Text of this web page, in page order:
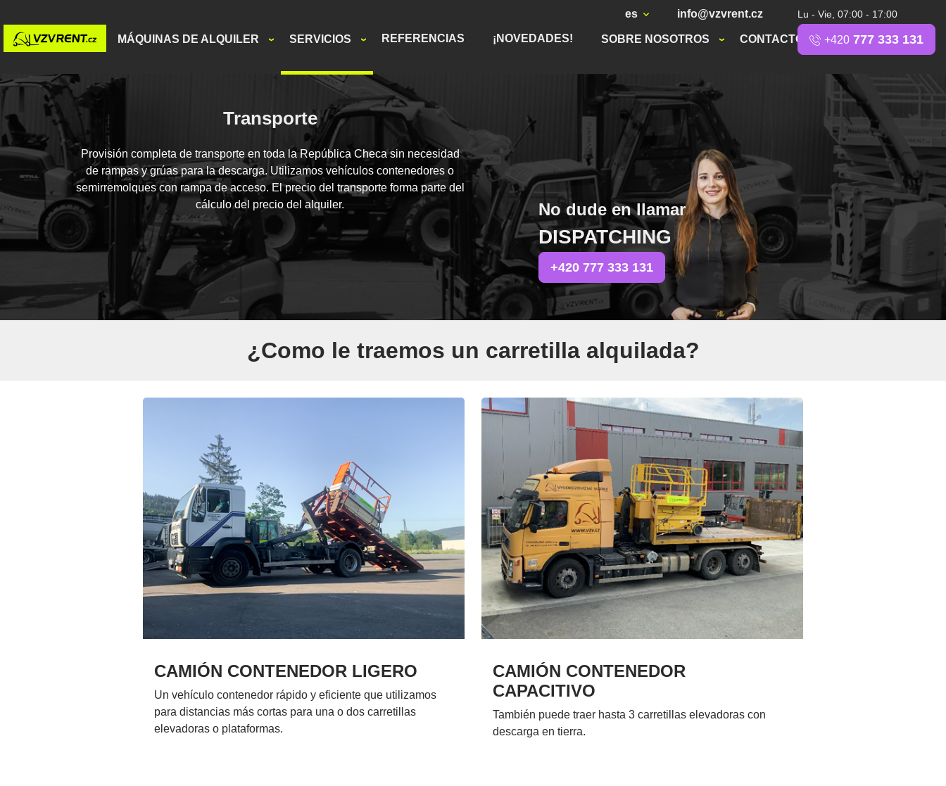
MÁQUINAS DE ALQUILER SERVICIOS REFERENCIAS ¡NOVEDADES! SOBRE NOSOTROS CONTACTO
es info@vzvrent.cz Lu - Vie, 07:00 - 17:00
+420 777 333 131
Transporte
Provisión completa de transporte en toda la República Checa sin necesidad
de rampas y grúas para la descarga. Utilizamos vehículos contenedores o
semirremolques con rampa de acceso. El precio del transporte forma parte del
cálculo del precio del alquiler.
No dude en llamar
DISPATCHING
+420 777 333 131
¿Como le traemos un carretilla alquilada?
CAMIÓN CONTENEDOR LIGERO
Un vehículo contenedor rápido y eficiente que utilizamos
para distancias más cortas para una o dos carretillas
elevadoras o plataformas.
CAMIÓN CONTENEDOR
CAPACITIVO
También puede traer hasta 3 carretillas elevadoras con
descarga en tierra.